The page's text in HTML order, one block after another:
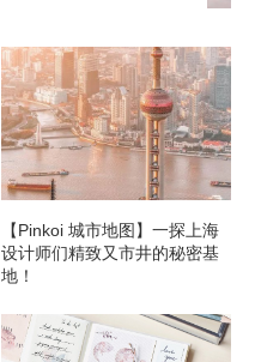
【Pinkoi 城市地图】一探上海
设计师们精致又市井的秘密基
地！